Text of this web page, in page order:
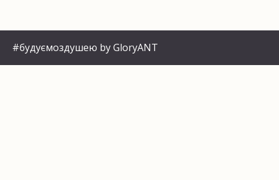
#будуємоздушею by GloryANT